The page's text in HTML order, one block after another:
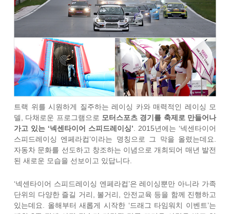
트랙 위를 시원하게 질주하는 레이싱 카와 매력적인 레이싱 모
델, 다채로운 프로그램으로 모터스포츠 경기를 축제로 만들어나
가고 있는 ‘넥센타이어 스피드레이싱’. 2015년에는 ‘넥센타이어
스피드레이싱 엔페라컵’이라는 명칭으로 그 막을 올렸는데요.
자동차 문화를 선도하고 창조하는 이념으로 개최되어 매년 발전
된 새로운 모습을 선보이고 있답니다.
‘넥센타이어 스피드레이싱 엔페라컵’은 레이싱뿐만 아니라 가족
단위의 다양한 즐길 거리, 볼거리, 안전교육 등을 함께 진행하고
있는데요. 올해부터 새롭게 시작한 ‘드래그 타임워치 이벤트’는